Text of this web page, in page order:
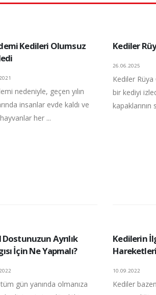
Kedileri Olumsuz
nedeniyle, geçen yılın
insanlar evde kaldı ve
her ...
Kediler
26.06.2025
Kediler
bir kediyi
kapaklarının
Dostunuzun Ayrılık
İçin Ne Yapmalı?
gün yanında olmanıza
Kedilerin
10.09.2022
Kediler